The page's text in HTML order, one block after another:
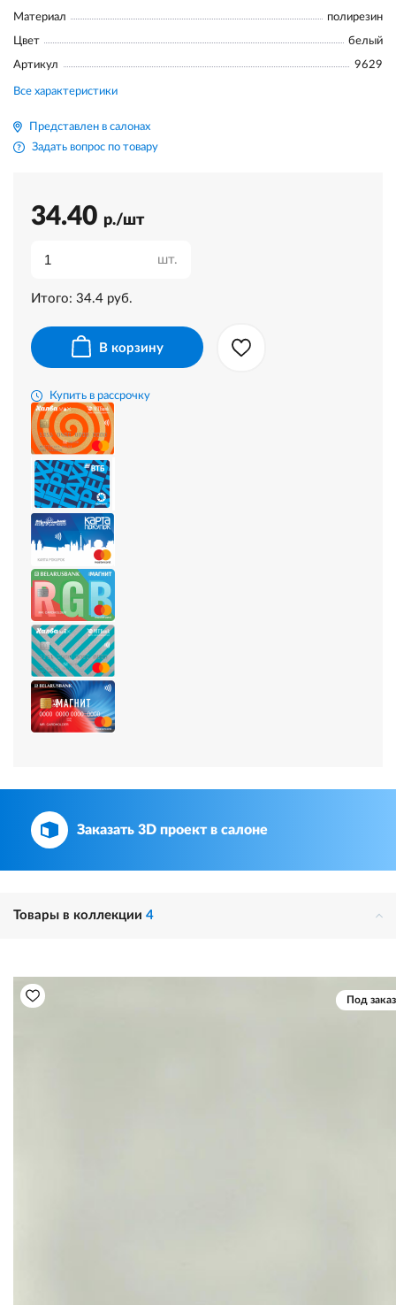
Материал полирезин
Цвет белый
Артикул 9629
Все характеристики
Представлен в салонах
Задать вопрос по товару
34.40 р./шт
шт.
Итого: 34.4 руб.
В корзину
Купить в рассрочку
Заказать 3D проект в салоне
Товары в коллекции 4
Под заказ